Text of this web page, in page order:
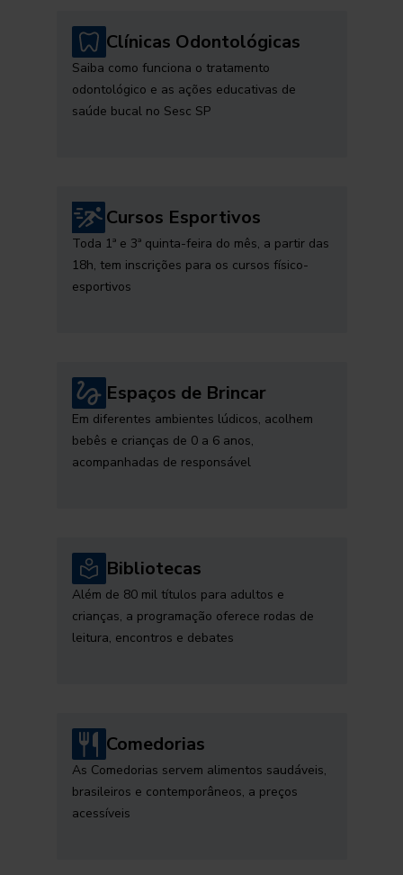
Clínicas Odontológicas
Saiba como funciona o tratamento
odontológico e as ações educativas de
saúde bucal no Sesc SP
Cursos Esportivos
Toda 1ª e 3ª quinta-feira do mês, a partir das
18h, tem inscrições para os cursos físico-
esportivos
Espaços de Brincar
Em diferentes ambientes lúdicos, acolhem
bebês e crianças de 0 a 6 anos,
acompanhadas de responsável
Bibliotecas
Além de 80 mil títulos para adultos e
crianças, a programação oferece rodas de
leitura, encontros e debates
Comedorias
As Comedorias servem alimentos saudáveis,
brasileiros e contemporâneos, a preços
acessíveis